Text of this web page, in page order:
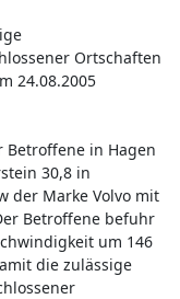
Ortschaften
24.08.2005
Betroffene in Hagen
30,8 in
der Marke Volvo mit
Betroffene befuhr
um 146
die zulässige